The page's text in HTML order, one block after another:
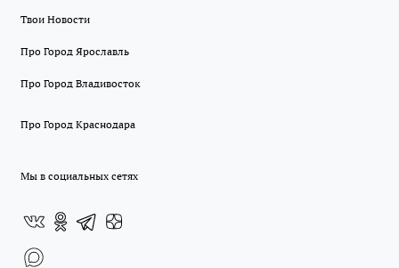
Твои Новости
Про Город Ярославль
Про Город Владивосток
Про Город Краснодара
Мы в социальных сетях